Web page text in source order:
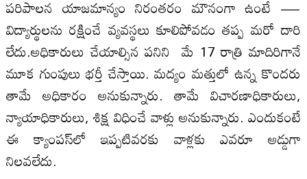
పరిపాలన యాజమాన్యం నిరంతరం మౌనంగా ఉంటే —
విద్యార్థులను రక్షించే వ్యవస్థలు కూలిపోవడం తప్ప మరో దారి
లేదు.అధికారులు చేయాల్సిన పనిని మే 17 రాత్రి మాదిరిగానే
మూక గుంపులు భర్తీ చేస్తాయి. మద్యం మత్తులో ఉన్న కొందరు
తామే అధికారం అనుకున్నారు. తామే విచారణాధికారులు,
న్యాయాధికారులు, శిక్ష విధించే వాళ్లు అనుకున్నారు. ఎందుకంటే
ఈ క్యాంపస్‌లో ఇప్పటివరకు వాళ్లకు ఎవరూ అడ్డుగా
నిలవలేదు.